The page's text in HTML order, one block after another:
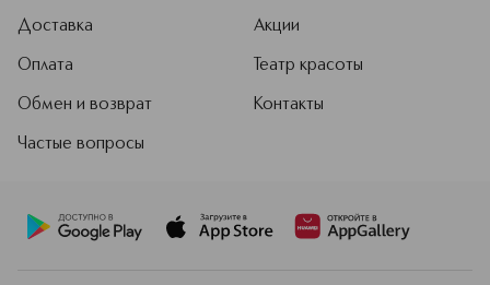
Доставка
Оплата
Обмен и возврат
Частые вопросы
Акции
Театр красоты
Контакты